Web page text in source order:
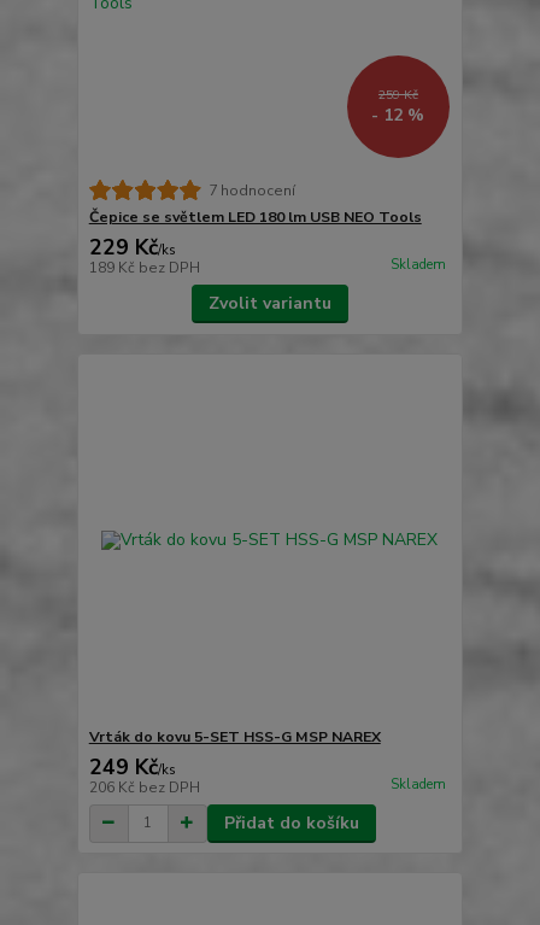
259 Kč
- 12 %
7 hodnocení
Čepice se světlem LED 180 lm USB NEO Tools
229 Kč/ks
189 Kč bez DPH Skladem
Zvolit variantu
Vrták do kovu 5-SET HSS-G MSP NAREX
249 Kč/ks
206 Kč bez DPH Skladem
Přidat do košíku